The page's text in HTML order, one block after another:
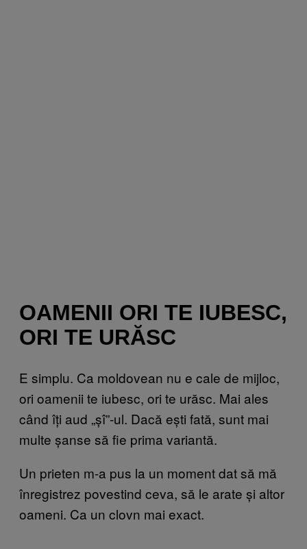
OAMENII ORI TE IUBESC,
ORI TE URĂSC
E simplu. Ca moldovean nu e cale de mijloc,
ori oamenii te iubesc, ori te urăsc. Mai ales
când îți aud „șî”-ul. Dacă ești fată, sunt mai
multe șanse să fie prima variantă.
Un prieten m-a pus la un moment dat să mă
înregistrez povestind ceva, să le arate și altor
oameni. Ca un clovn mai exact.